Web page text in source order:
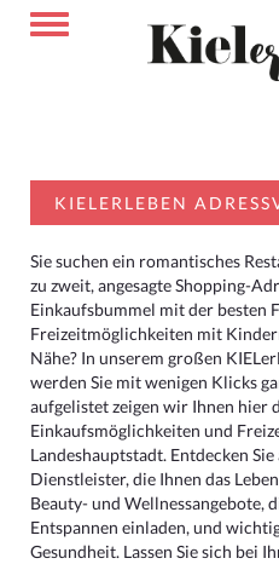
KIELERLEBEN
Sie suchen ein romantisches
zu zweit, angesagte Shopping-
Einkaufsbummel mit der besten
Freizeitmöglichkeiten mit
Nähe? In unserem großen
werden Sie mit wenigen Klicks
aufgelistet zeigen wir Ihnen hier
Einkaufsmöglichkeiten und
Landeshauptstadt. Entdecken
Dienstleister, die Ihnen das
Beauty- und Wellnessangebote,
Entspannen einladen, und
Gesundheit. Lassen Sie sich bei